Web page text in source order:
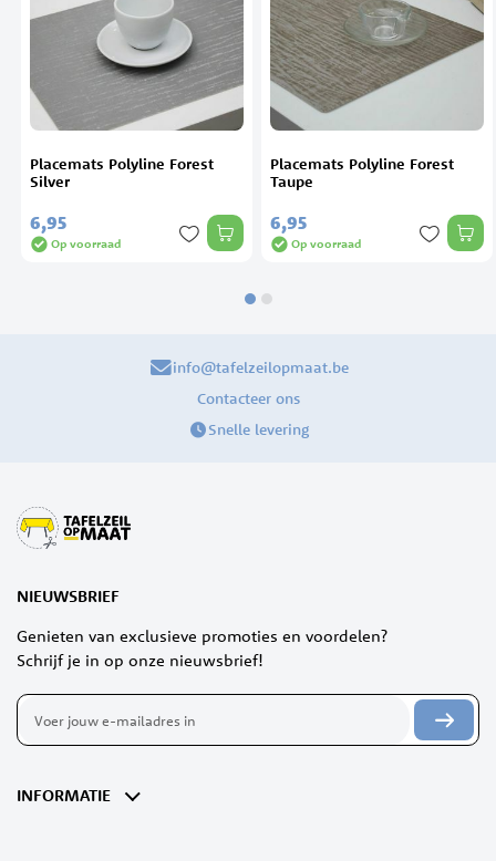
Placemats Polyline Forest
Silver
6,95
Op voorraad
Placemats Polyline Forest
Taupe
6,95
Op voorraad
info@tafelzeilopmaat.be
Contacteer ons
Snelle levering
NIEUWSBRIEF
Genieten van exclusieve promoties en voordelen?
Schrijf je in op onze nieuwsbrief!
Abonneer
op
nieuwsbrief
INFORMATIE